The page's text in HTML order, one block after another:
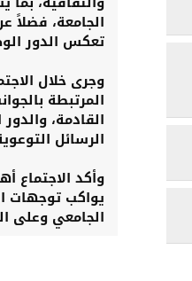
الجامعة، فضلاً
تعكس الدور
وجرى خلال
المرتبطة
القادمة،
الرسائل
وأكد الاجتماع
يواكب توجهات
الجامعي وعلى